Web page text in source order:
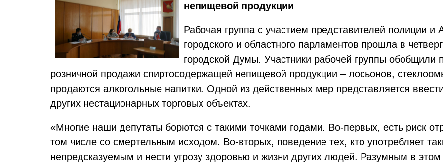
непищевой продукции
Рабочая группа с участием представителей полиции
городского и областного парламентов прошла в
городской Думы. Участники рабочей группы обобщили
розничной продажи спиртосодержащей непищевой продукции – лосьонов,
продаются алкогольные напитки. Одной из действенных мер представляется
других нестационарных торговых объектах.
«Многие наши депутаты борются с такими точками годами. Во-первых, есть риск
том числе со смертельным исходом. Во-вторых, поведение тех, кто употребляет
непредсказуемым и нести угрозу здоровью и жизни других людей. Разумным в